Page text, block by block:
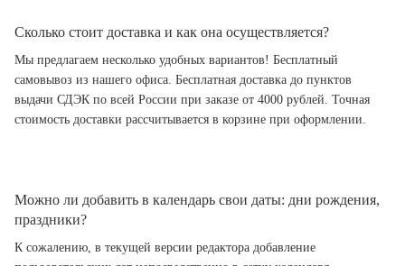
Сколько стоит доставка и как она осуществляется?
Мы предлагаем несколько удобных вариантов! Бесплатный
самовывоз из нашего офиса. Бесплатная доставка до пунктов
выдачи СДЭК по всей России при заказе от 4000 рублей. Точная
стоимость доставки рассчитывается в корзине при оформлении.
Можно ли добавить в календарь свои даты: дни рождения,
праздники?
К сожалению, в текущей версии редактора добавление